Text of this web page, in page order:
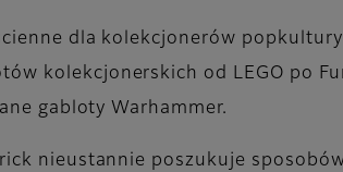
dla kolekcjonerów popkultury
kolekcjonerskich od LEGO po
gabloty Warhammer.
nieustannie poszukuje